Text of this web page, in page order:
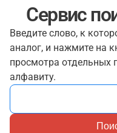
Сервис
Введите слово, к
аналог, и нажмите на
просмотра отдельных
алфавиту.